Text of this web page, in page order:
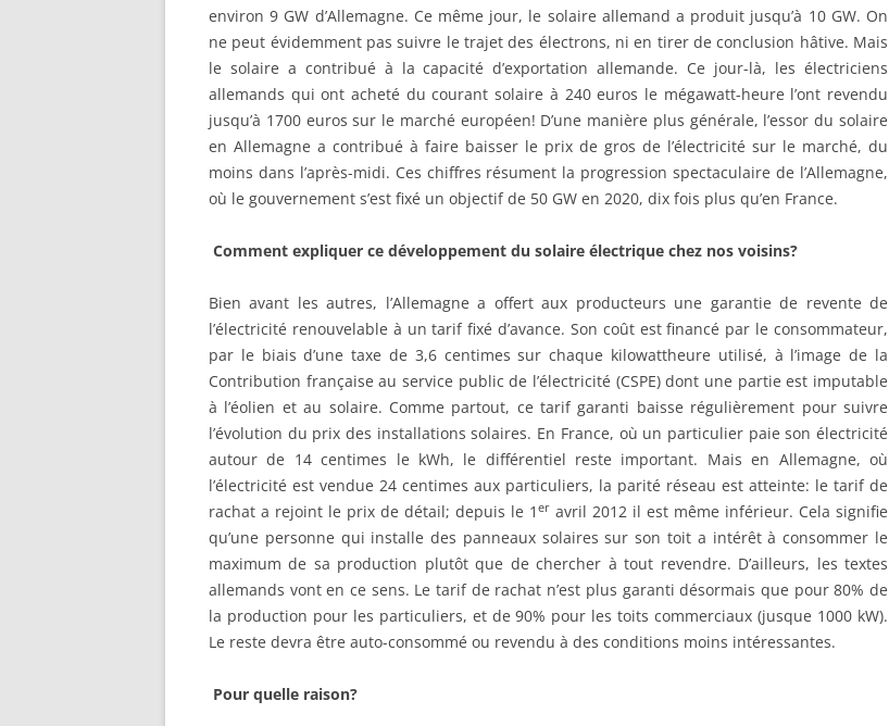
environ 9 GW d’Allemagne. Ce même jour, le solaire allemand a produit jusqu’à 10 GW. On
ne peut évidemment pas suivre le trajet des électrons, ni en tirer de conclusion hâtive. Mais
le solaire a contribué à la capacité d’exportation allemande. Ce jour-là, les électriciens
allemands qui ont acheté du courant solaire à 240 euros le mégawatt-heure l’ont revendu
jusqu’à 1700 euros sur le marché européen! D’une manière plus générale, l’essor du solaire
en Allemagne a contribué à faire baisser le prix de gros de l’électricité sur le marché, du
moins dans l’après-midi. Ces chiffres résument la progression spectaculaire de l’Allemagne,
où le gouvernement s’est fixé un objectif de 50 GW en 2020, dix fois plus qu’en France.
Comment expliquer ce développement du solaire électrique chez nos voisins?
Bien avant les autres, l’Allemagne a offert aux producteurs une garantie de revente de
l’électricité renouvelable à un tarif fixé d’avance. Son coût est financé par le consommateur,
par le biais d’une taxe de 3,6 centimes sur chaque kilowattheure utilisé, à l’image de la
Contribution française au service public de l’électricité (CSPE) dont une partie est imputable
à l’éolien et au solaire. Comme partout, ce tarif garanti baisse régulièrement pour suivre
l’évolution du prix des installations solaires. En France, où un particulier paie son électricité
autour de 14 centimes le kWh, le différentiel reste important. Mais en Allemagne, où
l’électricité est vendue 24 centimes aux particuliers, la parité réseau est atteinte: le tarif de
rachat a rejoint le prix de détail; depuis le 1 er avril 2012 il est même inférieur. Cela signifie
qu’une personne qui installe des panneaux solaires sur son toit a intérêt à consommer le
maximum de sa production plutôt que de chercher à tout revendre. D’ailleurs, les textes
allemands vont en ce sens. Le tarif de rachat n’est plus garanti désormais que pour 80% de
la production pour les particuliers, et de 90% pour les toits commerciaux (jusque 1000 kW).
Le reste devra être auto-consommé ou revendu à des conditions moins intéressantes.
Pour quelle raison?